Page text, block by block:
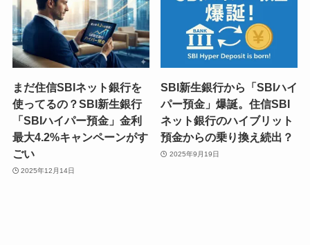
まだ住信SBIネット銀行を
使ってるの？SBI新生銀行
「SBIハイパー預金」金利
最大4.2%キャンペーンがす
ごい
2025年12月14日
SBI新生銀行から「SBIハイ
パー預金」爆誕。住信SBI
ネット銀行のハイブリット
預金からの乗り換え続出？
2025年9月19日